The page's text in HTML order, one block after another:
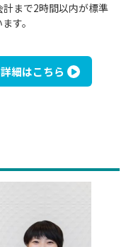
まで2時間以内が標準
す。
細はこちら